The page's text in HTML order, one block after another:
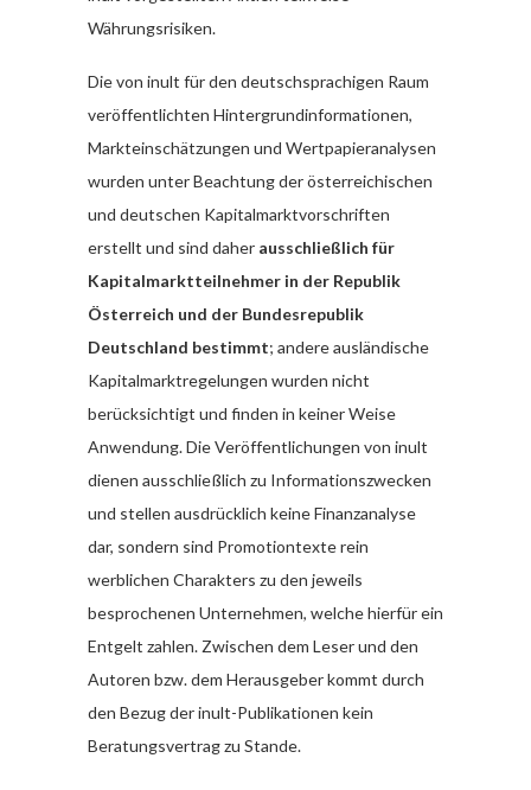
Währungsrisiken.
Die von inult für den deutschsprachigen Raum
veröffentlichten Hintergrundinformationen,
Markteinschätzungen und Wertpapieranalysen
wurden unter Beachtung der österreichischen
und deutschen Kapitalmarktvorschriften
erstellt und sind daher ausschließlich für
Kapitalmarktteilnehmer in der Republik
Österreich und der Bundesrepublik
Deutschland bestimmt; andere ausländische
Kapitalmarktregelungen wurden nicht
berücksichtigt und finden in keiner Weise
Anwendung. Die Veröffentlichungen von inult
dienen ausschließlich zu Informationszwecken
und stellen ausdrücklich keine Finanzanalyse
dar, sondern sind Promotiontexte rein
werblichen Charakters zu den jeweils
besprochenen Unternehmen, welche hierfür ein
Entgelt zahlen. Zwischen dem Leser und den
Autoren bzw. dem Herausgeber kommt durch
den Bezug der inult-Publikationen kein
Beratungsvertrag zu Stande.